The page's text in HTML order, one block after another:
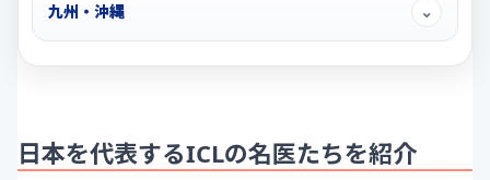
九州・沖縄 ⌄
日本を代表するICLの名医たちを紹介